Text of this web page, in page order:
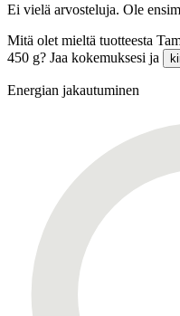
Ei vielä arvosteluja. Ole
Mitä olet mieltä tuotteesta
450 g? Jaa kokemuksesi ja
Energian jakautuminen